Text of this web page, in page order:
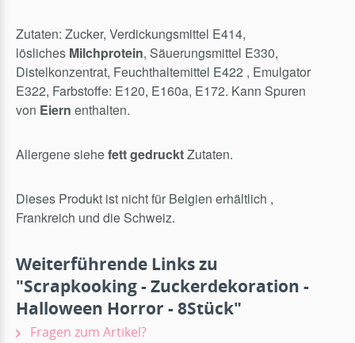
Zutaten: Zucker, Verdickungsmittel E414,
lösliches Milchprotein, Säuerungsmittel E330,
Distelkonzentrat, Feuchthaltemittel E422 , Emulgator
E322, Farbstoffe: E120, E160a, E172. Kann Spuren
von Eiern enthalten.
Allergene siehefett gedrucktZutaten.
Dieses Produkt ist nicht für Belgien erhältlich ,
Frankreich und die Schweiz.
Weiterführende Links zu
"Scrapkooking - Zuckerdekoration -
Halloween Horror - 8Stück"
Fragen zum Artikel?